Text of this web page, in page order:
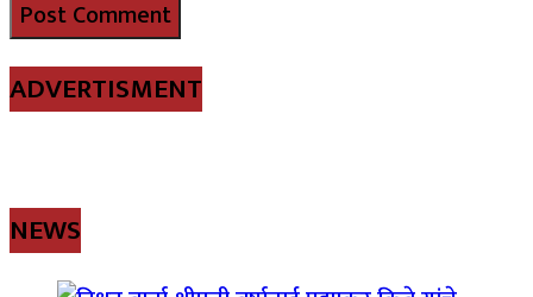
ADVERTISMENT
NEWS